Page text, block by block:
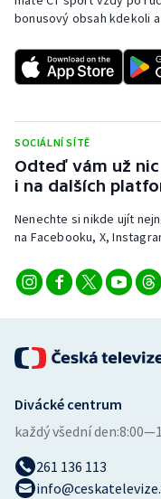
Sportovní střelba
Stolní tenis
Triatlon
Veslování
Volejbal
bonusový obsah kdekoli
SOCIÁLNÍ SÍTĚ
Odteď vám už
i na dalších
Nenechte si nikde ujít
na Facebooku, X,
Divácké centrum
každý všední den:
261 136 113